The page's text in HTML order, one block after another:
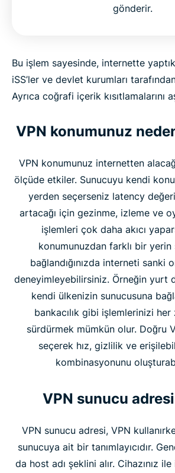
gönderir.
Bu işlem sayesinde, internette
iSS’ler ve devlet kurumları
Ayrıca coğrafi içerik kısıtlamalarını
VPN konumunuz
VPN konumunuz internetten
ölçüde etkiler. Sunucuyu kendi
yerden seçerseniz latency değeri
artacağı için gezinme, izleme ve
işlemleri çok daha akıcı
konumunuzdan farklı bir yerin
bağlandığınızda interneti sanki
deneyimleyebilirsiniz. Örneğin yurt
kendi ülkenizin sunucusuna
bankacılık gibi işlemlerinizi
sürdürmek mümkün olur. Doğru
seçerek hız, gizlilik ve
kombinasyonunu
VPN sunucu
VPN sunucu adresi, VPN
sunucuya ait bir tanımlayıcıdır.
da host adı şeklini alır. Cihazınız